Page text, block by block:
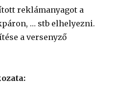
reklámanyagot a
… stb elhelyezni.
a versenyző